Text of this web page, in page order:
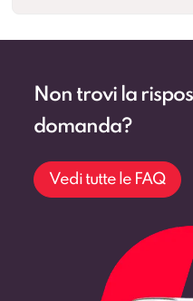
Non trovi la
domanda?
Vedi tutte le FAQ